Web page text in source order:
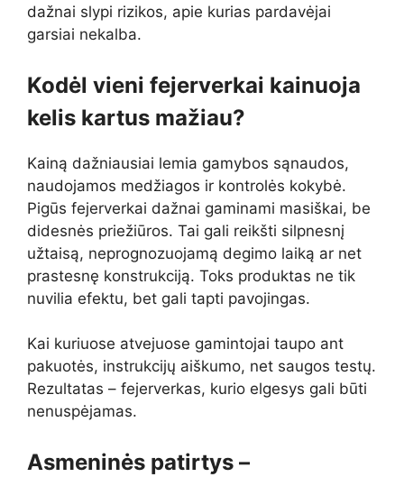
dažnai slypi rizikos, apie kurias pardavėjai
garsiai nekalba.
Kodėl vieni fejerverkai kainuoja
kelis kartus mažiau?
Kainą dažniausiai lemia gamybos sąnaudos,
naudojamos medžiagos ir kontrolės kokybė.
Pigūs fejerverkai dažnai gaminami masiškai, be
didesnės priežiūros. Tai gali reikšti silpnesnį
užtaisą, neprognozuojamą degimo laiką ar net
prastesnę konstrukciją. Toks produktas ne tik
nuvilia efektu, bet gali tapti pavojingas.
Kai kuriuose atvejuose gamintojai taupo ant
pakuotės, instrukcijų aiškumo, net saugos testų.
Rezultatas – fejerverkas, kurio elgesys gali būti
nenuspėjamas.
Asmeninės patirtys –